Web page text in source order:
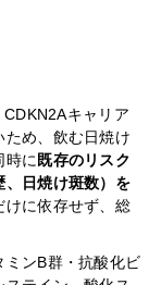
キャリア
ため、飲む日焼け
時に既存のリスク
、日焼け斑数）を
けに依存せず、総
ミンB群・抗酸化ビ